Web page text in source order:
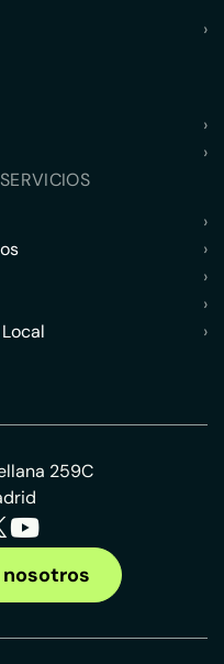
›
›
›
›
›
›
›
›
259C